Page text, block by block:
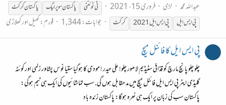
عبداللہ محمد لڑی فروری 15، 2021 ٹی ٹوئنٹی پاکستان سوپر لیگ
پاکستان کرکٹ
پیایسایل پیایسایل کرکٹ جوابات: 1,344 فورم:کھیل اور کھلاڑی
پی ایس ایل کا فائنل میچ
چلو چلو پانچ مارچ کو قذافی سٹیڈیم لاھور چلو! علی حیدر ! مودی کا ہوگیا ستیا نوس پشاور زلمی اور کوئٹہ
گلیڈی ایٹر پی ایس ایل فائنل میچ میں مد مقابل ہوں گی. سب تماشائیوں کی ایک ہی ٹیم ہوگی:
پاکستان سب کی زبان پر ایک ہی نعرہ ہوگا: پاکستان زندہ باد